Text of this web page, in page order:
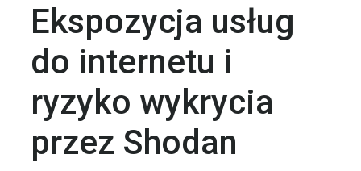
Ekspozycja usług
do internetu i
ryzyko wykrycia
przez Shodan